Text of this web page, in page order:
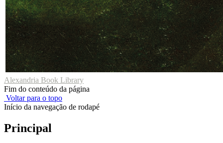
Alexandria Book Library
Fim do conteúdo da página
Voltar para o topo
Início da navegação de rodapé
Principal